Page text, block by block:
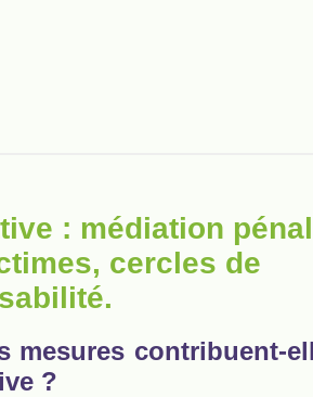
: médiation
cercles de
mesures contribuent-
?